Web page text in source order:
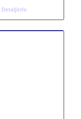
Detaljinfo